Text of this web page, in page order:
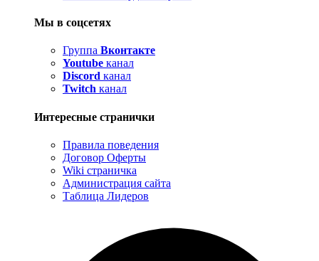
Мы в соцсетях
Группа Вконтакте
Youtube канал
Discord канал
Twitch канал
Интересные странички
Правила поведения
Договор Оферты
Wiki страничка
Администрация сайта
Таблица Лидеров